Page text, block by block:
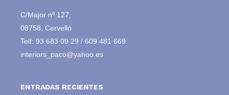
C/Major nº 127,
08758, Cervelló
Telf: 93 683 09 29 / 609 481 669
interiors_paco@yahoo.es
ENTRADAS RECIENTES